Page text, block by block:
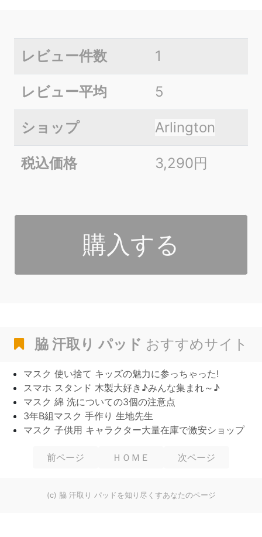
レビュー件数 1
レビュー平均 5
ショップ Arlington
税込価格 3,290円
購入する
脇 汗取り パッド おすすめサイト
マスク 使い捨て キッズの魅力に参っちゃった!
スマホ スタンド 木製大好き♪みんな集まれ～♪
マスク 綿 洗についての3個の注意点
3年B組マスク 手作り 生地先生
マスク 子供用 キャラクター大量在庫で激安ショップ
前ページ ＨＯＭＥ 次ページ
(c) 脇 汗取り パッドを知り尽くすあなたのページ